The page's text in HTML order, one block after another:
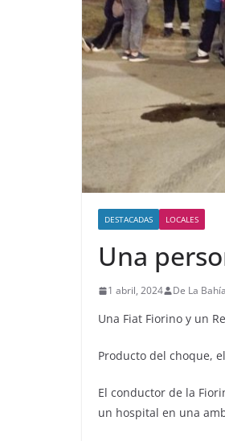
DESTACADAS LOCALES
Una
1 abril, 2024 De La
Una Fiat Fiorino y un
Producto del choque,
El conductor de la
un hospital en una